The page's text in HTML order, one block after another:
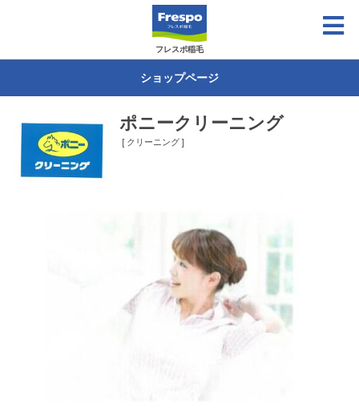
フレスポ稲毛
ショップページ
ポニークリーニング
[ クリーニング ]